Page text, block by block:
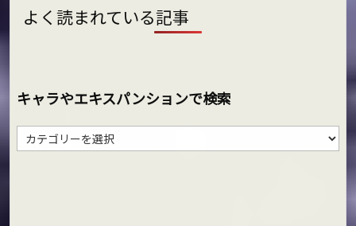
よく読まれている記事
キャラやエキスパンションで検索
ャ